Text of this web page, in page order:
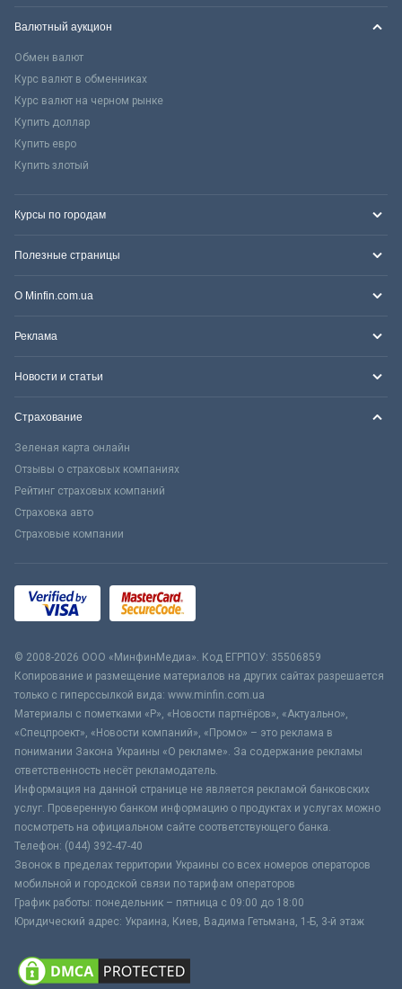
Валютный аукцион
Обмен валют
Курс валют в обменниках
Курс валют на черном рынке
Купить доллар
Купить евро
Купить злотый
Курсы по городам
Полезные страницы
О Minfin.com.ua
Реклама
Новости и статьи
Страхование
Зеленая карта онлайн
Отзывы о страховых компаниях
Рейтинг страховых компаний
Страховка авто
Страховые компании
© 2008-2026 ООО «МинфинМедиа». Код ЕГРПОУ: 35506859
Копирование и размещение материалов на других сайтах разрешается
только с гиперссылкой вида: www.minfin.com.ua
Материалы с пометками «Р», «Новости партнёров», «Актуально»,
«Спецпроект», «Новости компаний», «Промо» – это реклама в
понимании Закона Украины «О рекламе». За содержание рекламы
ответственность несёт рекламодатель.
Информация на данной странице не является рекламой банковских
услуг. Проверенную банком информацию о продуктах и услугах можно
посмотреть на официальном сайте соответствующего банка.
Телефон: (044) 392-47-40
Звонок в пределах территории Украины со всех номеров операторов
мобильной и городской связи по тарифам операторов
График работы: понедельник – пятница с 09:00 до 18:00
Юридический адрес: Украина, Киев, Вадима Гетьмана, 1-Б, 3-й этаж